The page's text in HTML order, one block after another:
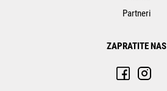
Partneri
ZAPRATITE NAS